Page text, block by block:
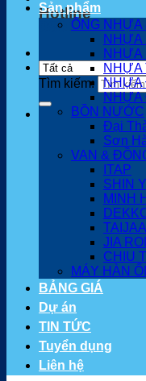
Hotline
0901 817 168
Tìm kiếm:
Sản phẩm
ỐNG NHỰA
NHỰA
NHỰA
NHỰA
NHỰA
NHỰA
BỒN NƯỚC
Đại
Sơn
VAN &
ITAP
SHIN YI
MINH
JIA
CHIU
MÁY HÀN
BẢNG GIÁ
Dự án
TIN TỨC
Tuyển dụng
Liên hệ